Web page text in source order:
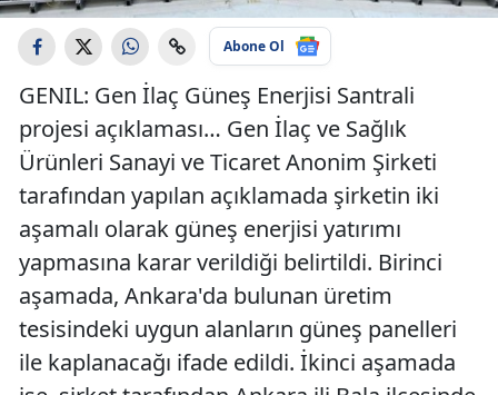
Abone Ol
GENIL: Gen İlaç Güneş Enerjisi Santrali
projesi açıklaması… Gen İlaç ve Sağlık
Ürünleri Sanayi ve Ticaret Anonim Şirketi
tarafından yapılan açıklamada şirketin iki
aşamalı olarak güneş enerjisi yatırımı
yapmasına karar verildiği belirtildi. Birinci
aşamada, Ankara'da bulunan üretim
tesisindeki uygun alanların güneş panelleri
ile kaplanacağı ifade edildi. İkinci aşamada